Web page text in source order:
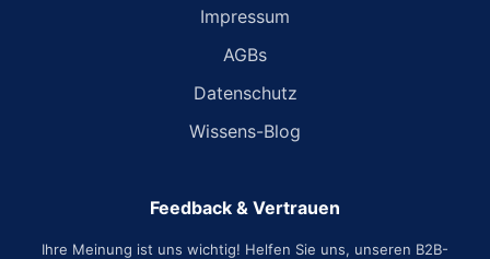
Impressum
AGBs
Datenschutz
Wissens-Blog
Feedback & Vertrauen
Ihre Meinung ist uns wichtig! Helfen Sie uns, unseren B2B-